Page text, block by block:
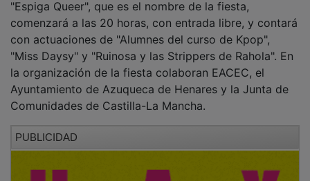
comenzará a las 20 horas, con entrada libre, y contará
con actuaciones de "Alumnes del curso de Kpop",
"Miss Daysy" y "Ruinosa y las Strippers de Rahola". En
la organización de la fiesta colaboran EACEC, el
Ayuntamiento de Azuqueca de Henares y la Junta de
Comunidades de Castilla-La Mancha.